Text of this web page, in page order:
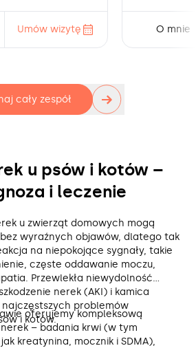
Umów wizytę O mnie
cały zespół →
u psów i kotów –
i leczenie
u zwierząt domowych mogą
wyraźnych objawów, dlatego tak
na niepokojące sygnały, takie
częste oddawanie moczu,
Przewlekła niewydolność
nerek (AKI) i kamica
problemów
i kotów.
oferujemy kompleksową
– badania krwi (w tym
kreatynina, mocznik i SDMA),